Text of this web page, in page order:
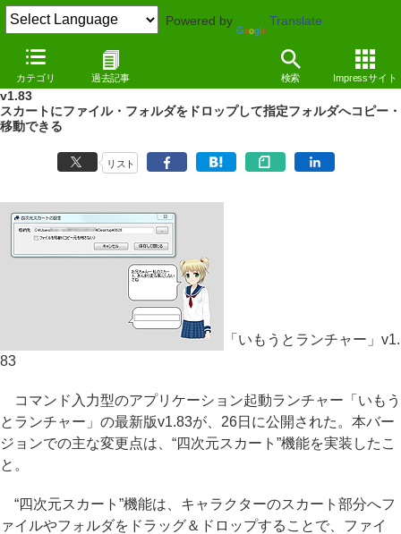
Powered by Translate
カテゴリ 過去記事 検索 Impressサイト
NEWS（12/06/26 13:20）
妹のスカートへファイルを出し入れできる「いもうとランチャー」
v1.83
スカートにファイル・フォルダをドロップして指定フォルダへコピー・
移動できる
リスト
「いもうとランチャー」v1.
83
コマンド入力型のアプリケーション起動ランチャー「いもう
とランチャー」の最新版v1.83が、26日に公開された。本バー
ジョンでの主な変更点は、“四次元スカート”機能を実装したこ
と。
“四次元スカート”機能は、キャラクターのスカート部分へフ
ァイルやフォルダをドラッグ＆ドロップすることで、ファイ